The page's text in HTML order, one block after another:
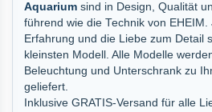
Aquarium sind in Design, Qualität
führend wie die Technik von
Erfahrung und die Liebe zum Detail
kleinsten Modell. Alle Modelle
Beleuchtung und Unterschrank zu
geliefert.
Inklusive GRATIS-Versand für alle